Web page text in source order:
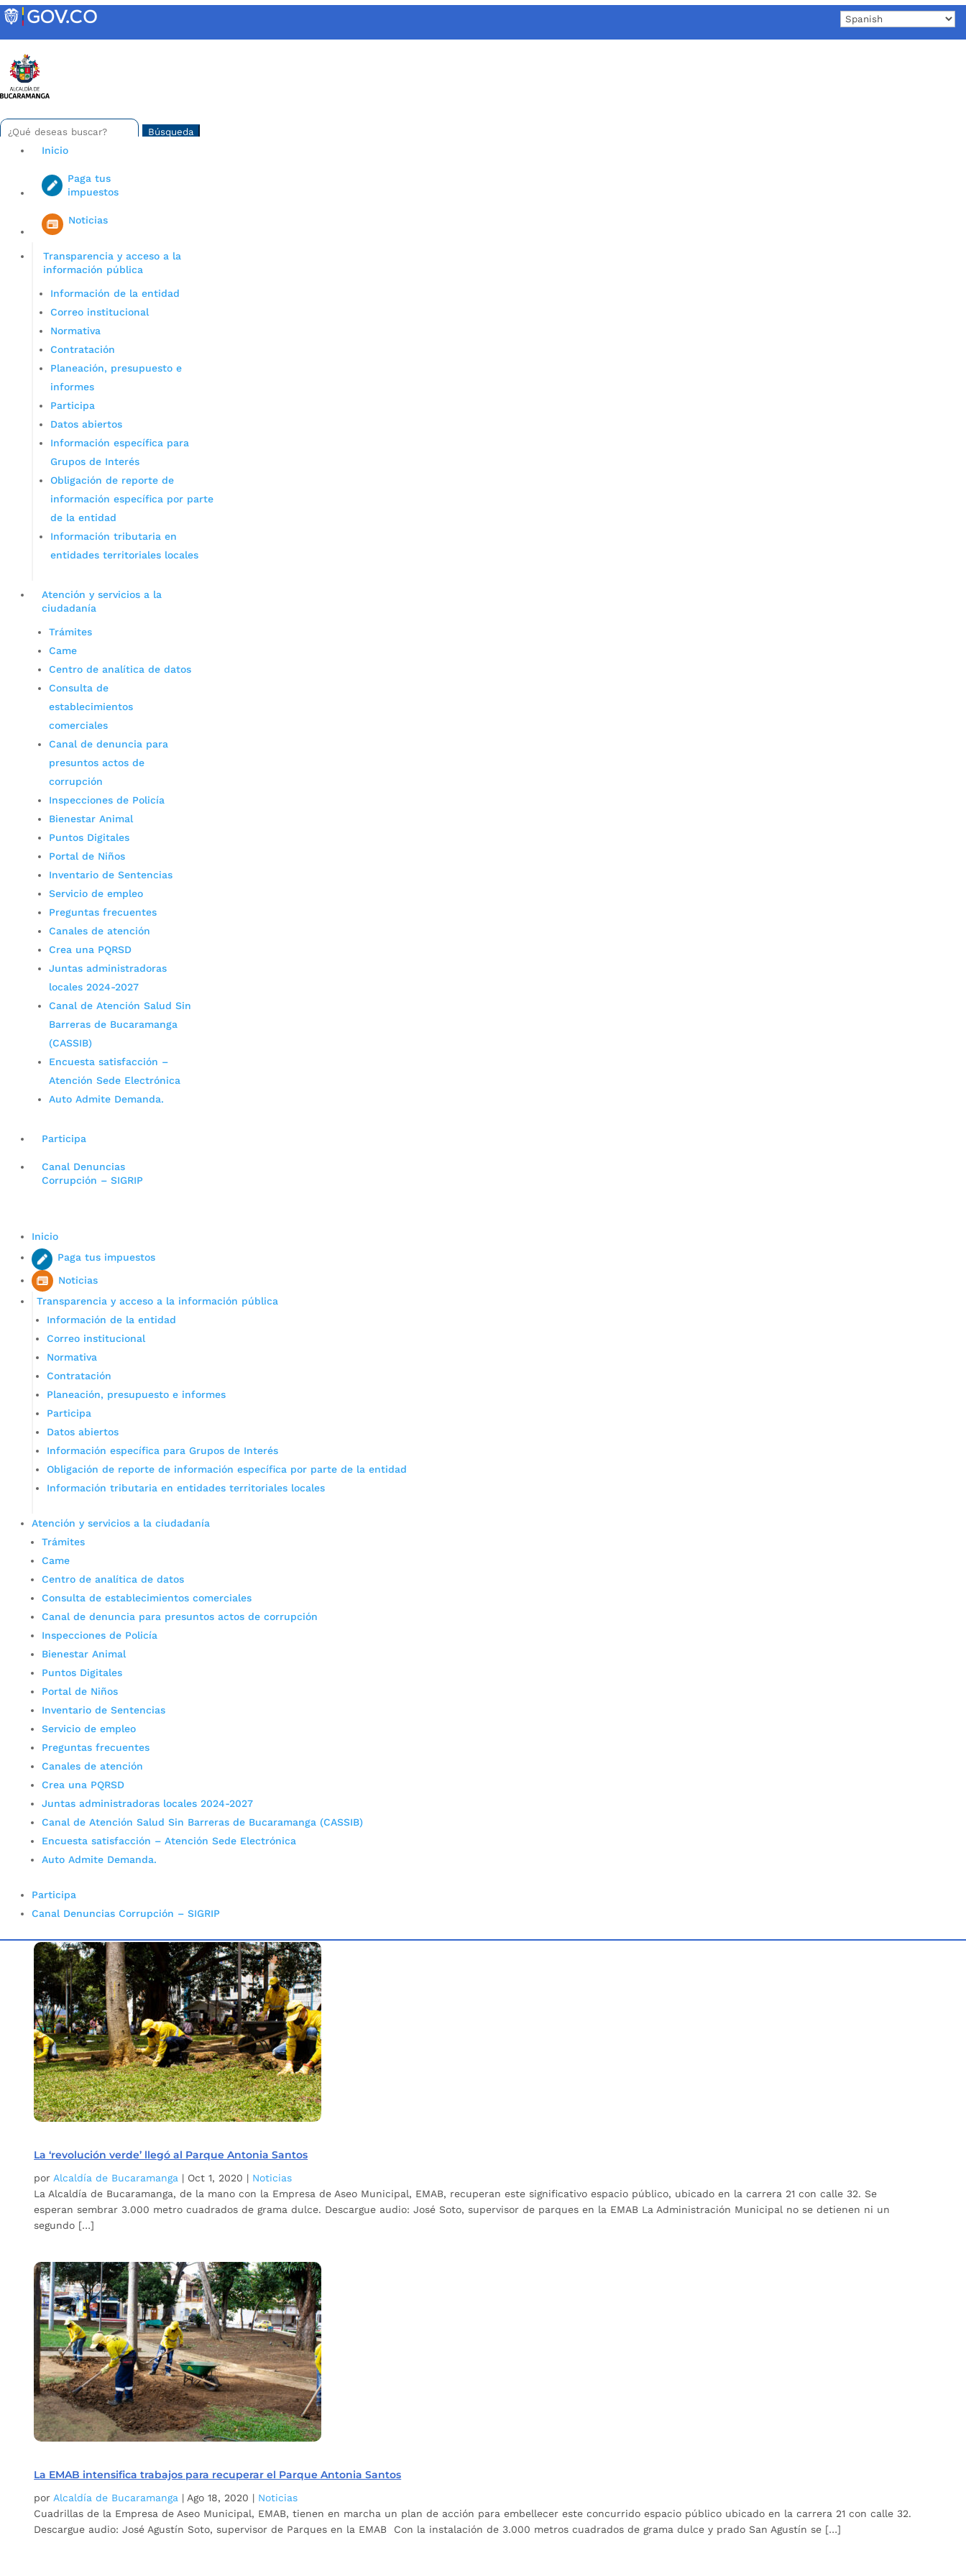
Skip
to
Buscar:
Search
for...
Iniciar sesión en gov co
Inicio
Paga tus
impuestos
Noticias
Transparencia y acceso a la
información pública
Información de la entidad
Correo institucional
Normativa
Contratación
Planeación, presupuesto e
informes
Participa
Datos abiertos
Información específica para
Grupos de Interés
Obligación de reporte de
información específica por parte
de la entidad
Información tributaria en
entidades territoriales locales
Atención y servicios a la
ciudadanía
Trámites
Came
Centro de analítica de datos
Consulta de
establecimientos
comerciales
Canal de denuncia para
presuntos actos de
corrupción
Inspecciones de Policía
Bienestar Animal
Puntos Digitales
Portal de Niños
Inventario de Sentencias
Servicio de empleo
Preguntas frecuentes
Canales de atención
Crea una PQRSD
Juntas administradoras
locales 2024-2027
Canal de Atención Salud Sin
Barreras de Bucaramanga
(CASSIB)
Encuesta satisfacción –
Atención Sede Electrónica
Auto Admite Demanda.
Participa
Canal Denuncias
Corrupción – SIGRIP
Inicio
Paga tus impuestos
Noticias
Transparencia y acceso a la información pública
Información de la entidad
Correo institucional
Normativa
Contratación
Planeación, presupuesto e informes
Participa
Datos abiertos
Información específica para Grupos de Interés
Obligación de reporte de información específica por parte de la entidad
Información tributaria en entidades territoriales locales
Atención y servicios a la ciudadanía
Trámites
Came
Centro de analítica de datos
Consulta de establecimientos comerciales
Canal de denuncia para presuntos actos de corrupción
Inspecciones de Policía
Bienestar Animal
Puntos Digitales
Portal de Niños
Inventario de Sentencias
Servicio de empleo
Preguntas frecuentes
Canales de atención
Crea una PQRSD
Juntas administradoras locales 2024-2027
Canal de Atención Salud Sin Barreras de Bucaramanga (CASSIB)
Encuesta satisfacción – Atención Sede Electrónica
Auto Admite Demanda.
Participa
Canal Denuncias Corrupción – SIGRIP
Inicio 5 Etiqueta: Parque Antonia Santos
La ‘revolución verde’ llegó al Parque Antonia Santos
por Alcaldía de Bucaramanga | Oct 1, 2020 | Noticias
La Alcaldía de Bucaramanga, de la mano con la Empresa de Aseo Municipal, EMAB, recuperan este significativo espacio público, ubicado en la carrera 21 con calle 32. Se
esperan sembrar 3.000 metro cuadrados de grama dulce. Descargue audio: José Soto, supervisor de parques en la EMAB La Administración Municipal no se detienen ni un
segundo […]
La EMAB intensifica trabajos para recuperar el Parque Antonia Santos
porAlcaldía de Bucaramanga |Ago 18, 2020 | Noticias
Cuadrillas de la Empresa de Aseo Municipal, EMAB, tienen en marcha un plan de acción para embellecer este concurrido espacio público ubicado en la carrera 21 con calle 32.
Descargue audio: José Agustín Soto, supervisor de Parques en la EMAB Con la instalación de 3.000 metros cuadrados de grama dulce y prado San Agustín se […]